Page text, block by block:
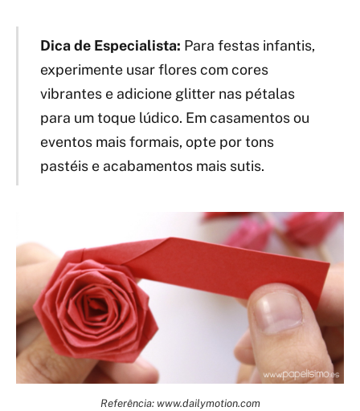
Dica de Especialista: Para festas infantis,
experimente usar flores com cores
vibrantes e adicione glitter nas pétalas
para um toque lúdico. Em casamentos ou
eventos mais formais, opte por tons
pastéis e acabamentos mais sutis.
Referência: www.dailymotion.com